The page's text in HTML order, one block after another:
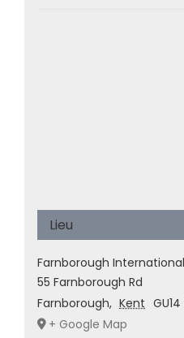
Lieu
Farnborough
55 Farnborough Rd
Farnborough, Kent GU14
+ Google Map